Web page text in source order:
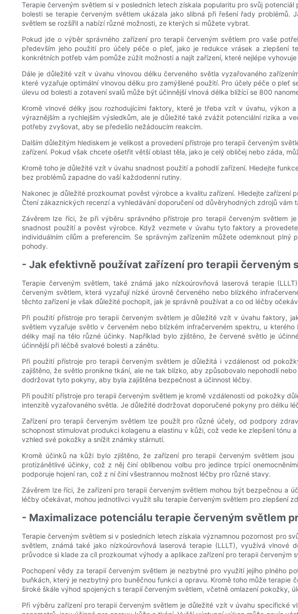
Terapie červeným světlem si v posledních letech získala popularitu pro svůj
bolesti se terapie červeným světlem ukázala jako slibná při řešení řady
světlem se rozšířil a nabízí různé možnosti, ze kterých si můžete vybrat.
Pokud jde o výběr správného zařízení pro terapii červeným světlem pro vaše
především jeho použití pro účely péče o pleť, jako je redukce vrásek a zlepšení
konkrétních potřeb vám pomůže zúžit možnosti a najít zařízení, které nejlépe vyhovuje
Dále je důležité vzít v úvahu vlnovou délku červeného světla vyzařovaného
které vyzařuje optimální vlnovou délku pro zamýšlené použití. Pro účely péče o
úlevu od bolesti a zotavení svalů může být účinnější vlnová délka blížící se 800
Kromě vlnové délky jsou rozhodujícími faktory, které je třeba vzít v úvahu, výkon
výraznějším a rychlejším výsledkům, ale je důležité také zvážit potenciální rizika a
potřeby zvyšovat, aby se předešlo nežádoucím reakcím.
Dalším důležitým hlediskem je velikost a provedení přístroje pro terapii červeným
zařízení. Pokud však chcete ošetřit větší oblast těla, jako je celý obličej nebo záda,
Kromě toho je důležité vzít v úvahu snadnost použití a pohodlí zařízení. Hledejte
bez problémů zapadne do vaší každodenní rutiny.
Nakonec je důležité prozkoumat pověst výrobce a kvalitu zařízení. Hledejte
Čtení zákaznických recenzí a vyhledávání doporučení od důvěryhodných zdrojů
Závěrem lze říci, že při výběru správného přístroje pro terapii červeným světlem
snadnost použití a pověst výrobce. Když vezmete v úvahu tyto faktory a
individuálním cílům a preferencím. Se správným zařízením můžete odemknout
pohody.
- Jak efektivně používat zařízení pro terapii červeným
Terapie červeným světlem, také známá jako nízkoúrovňová laserová terapie
červeným světlem, která vyzařují nízké úrovně červeného nebo blízkého
těchto zařízení je však důležité pochopit, jak je správně používat a co od léčby
Při použití přístroje pro terapii červeným světlem je důležité vzít v úvahu faktory,
světlem vyzařuje světlo v červeném nebo blízkém infračerveném spektru, u
délky mají na tělo různé účinky. Například bylo zjištěno, že červené světlo je
účinnější při léčbě svalové bolesti a zánětu.
Při použití přístroje pro terapii červeným světlem je důležitá i vzdálenost od
zajištěno, že světlo pronikne tkání, ale ne tak blízko, aby způsobovalo nepohodlí
dodržovat tyto pokyny, aby byla zajištěna bezpečnost a účinnost léčby.
Při použití přístroje pro terapii červeným světlem je kromě vzdálenosti od pokožky
intenzitě vyzařovaného světla. Je důležité dodržovat doporučené pokyny pro délku
Zařízení pro terapii červeným světlem lze použít pro různé účely, od podpory
schopnost stimulovat produkci kolagenu a elastinu v kůži, což vede ke zlepšení
vzhled své pokožky a snížit známky stárnutí.
Kromě účinků na kůži bylo zjištěno, že zařízení pro terapii červeným světlem
protizánětlivé účinky, což z něj činí oblíbenou volbu pro jedince trpící
podporuje hojení ran, což z ní činí všestrannou možnost léčby pro různé stavy.
Závěrem lze říci, že zařízení pro terapii červeným světlem mohou být bezpečnou a
léčby očekávat, mohou jednotlivci využít sílu terapie červeným světlem pro zlepšení
- Maximalizace potenciálu terapie červeným světlem
Terapie červeným světlem si v posledních letech získala významnou pozornost pro
světlem, známá také jako nízkoúrovňová laserová terapie (LLLT), využívá
průvodce si klade za cíl prozkoumat výhody a aplikace zařízení pro terapii
Pochopení vědy za terapií červeným světlem je nezbytné pro využití jejího plného
buňkách, který je nezbytný pro buněčnou funkci a opravu. Kromě toho může
široké škále výhod spojených s terapií červeným světlem, včetně omlazení pokožky,
Při výběru zařízení pro terapii červeným světlem je důležité vzít v úvahu